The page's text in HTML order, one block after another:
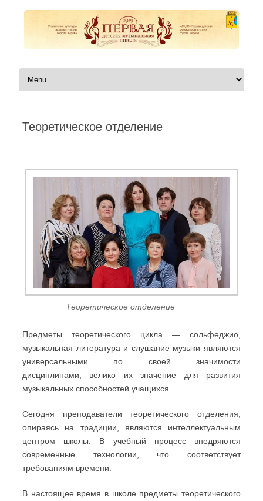
Перейти к содержимому
Теоретическое отделение
Теоретическое отделение
Предметы теоретического цикла — сольфеджио,
музыкальная литература и слушание музыки являются
универсальными по своей значимости
дисциплинами, велико их значение для развития
музыкальных способностей учащихся.
Сегодня преподаватели теоретического отделения,
опираясь на традиции, являются интеллектуальным
центром школы. В учебный процесс внедряются
современные технологии, что соответствует
требованиям времени.
В настоящее время в школе предметы теоретического